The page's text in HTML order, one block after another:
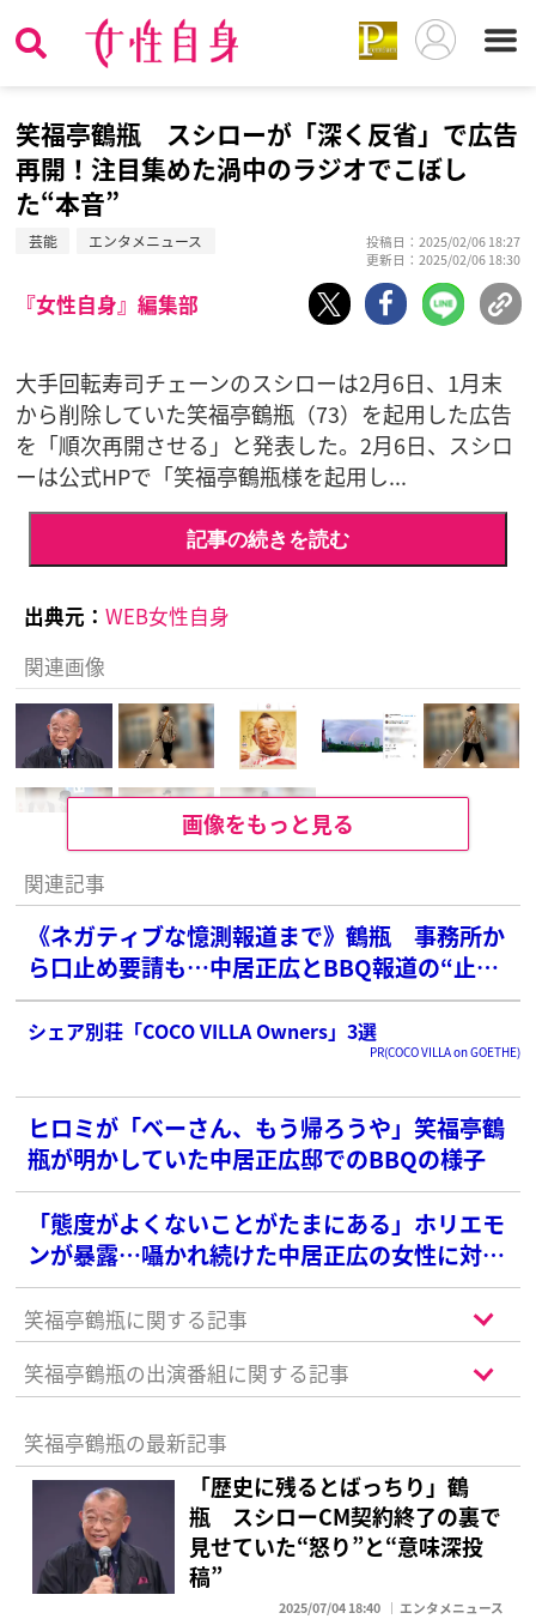
笑福亭鶴瓶 スシローが「深く反省」で広告
再開！注目集めた渦中のラジオでこぼし
た“本音”
芸能 エンタメニュース
投稿日：2025/02/06 18:27
更新日：2025/02/06 18:30
『女性自身』編集部
大手回転寿司チェーンのスシローは2月6日、1月末
から削除していた笑福亭鶴瓶（73）を起用した広告
を「順次再開させる」と発表した。2月6日、スシロ
ーは公式HPで「笑福亭鶴瓶様を起用し...
記事の続きを読む
出典元： WEB女性自身
関連画像
画像をもっと見る
関連記事
《ネガティブな憶測報道まで》鶴瓶 事務所か
ら口止め要請も…中居正広とBBQ報道の“止ま
らぬとばっちり”に漏れ出た「憤り」
シェア別荘「COCO VILLA Owners」3選
PR(COCO VILLA on GOETHE)
ヒロミが「べーさん、もう帰ろうや」笑福亭鶴
瓶が明かしていた中居正広邸でのBBQの様子
「態度がよくないことがたまにある」ホリエモ
ンが暴露…囁かれ続けた中居正広の女性に対す
る“裏の顔”
笑福亭鶴瓶に関する記事
笑福亭鶴瓶の出演番組に関する記事
笑福亭鶴瓶の最新記事
「歴史に残るとばっちり」鶴
瓶 スシローCM契約終了の裏で
見せていた“怒り”と“意味深投
稿”
2025/07/04 18:40 エンタメニュース